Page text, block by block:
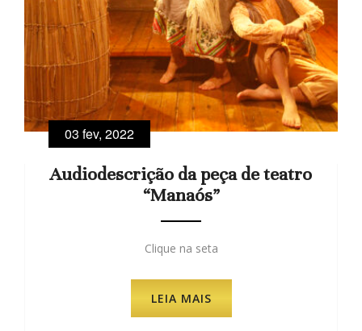
03 fev, 2022
Audiodescrição da peça de teatro
“Manaós”
Clique na seta
LEIA MAIS